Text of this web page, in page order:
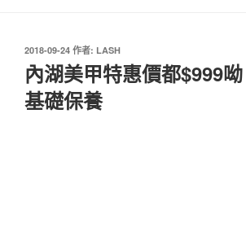
發
佈
於
2018-09-24 作者: LASH
內湖美甲特惠價都$999
基礎保養